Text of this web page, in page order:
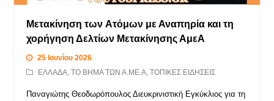
Μετακίνηση των Ατόμων με Αναπηρία και τη
χορήγηση Δελτίων Μετακίνησης ΑμεΑ
25 Ιουνίου 2026
ΕΛΛΑΔΑ,ΤΟ ΒΗΜΑ ΤΩΝ Α.ΜΕ.Α,ΤΟΠΙΚΕΣ ΕΙΔΗΣΕΙΣ
Παναγιώτης Θεοδωρόπουλος Διευκρινιστική Εγκύκλιος για τη